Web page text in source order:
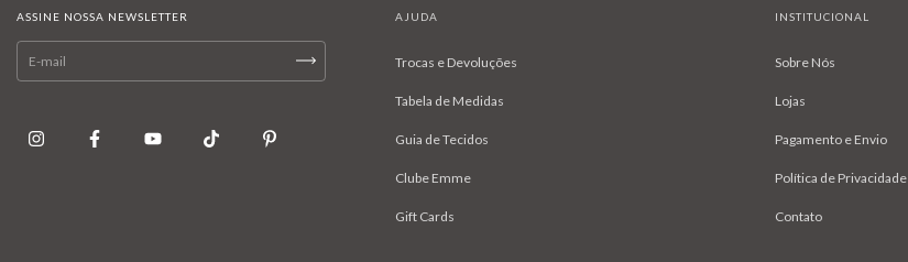
ASSINE NOSSA NEWSLETTER AJUDA
Trocas e Devoluções
Tabela de Medidas
Guia de Tecidos
Clube Emme
Gift Cards
INSTITUCIONAL
Sobre Nós
Lojas
Pagamento e Envio
Política de Privacidade
Contato